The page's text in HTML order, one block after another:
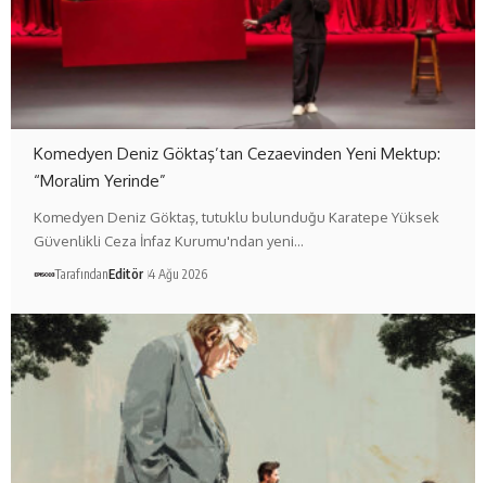
Komedyen Deniz Göktaş’tan Cezaevinden Yeni Mektup:
“Moralim Yerinde”
Komedyen Deniz Göktaş, tutuklu bulunduğu Karatepe Yüksek
Güvenlikli Ceza İnfaz Kurumu'ndan yeni…
TarafındanEditör 4 Ağu 2026